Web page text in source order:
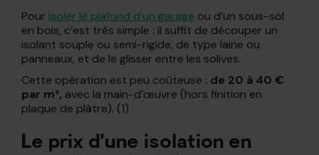
Pour isoler le plafond d’un garage ou d’un sous-sol
en bois, c’est très simple : il suffit de découper un
isolant souple ou semi-rigide, de type laine ou
panneaux, et de le glisser entre les solives.
Cette opération est peu coûteuse : de 20 à 40 €
par m², avec la main-d’œuvre (hors finition en
plaque de plâtre). (1)
Le prix d’une isolation en